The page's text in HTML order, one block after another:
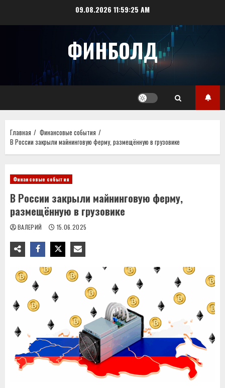
09.08.2026 11:59:25 AM
ФИНБОЛД
Главная
Финансовые события
В России закрыли майнинговую ферму, размещённую в грузовике
Финансовые события
В России закрыли майнинговую ферму,
размещённую в грузовике
ВАЛЕРИЙ 15.06.2025